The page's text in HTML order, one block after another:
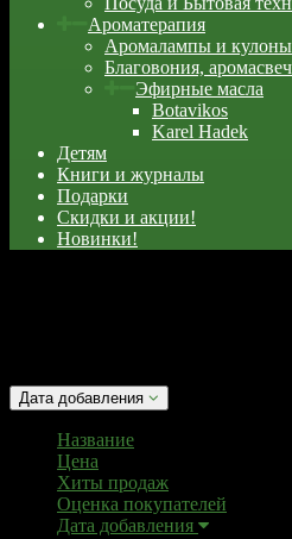
Ароматерапия
Аромалампы и кулоны
Благовония,
Эфирные масла
Botavikos
Karel Hadek
Детям
Книги и журналы
Подарки
Скидки и акции!
Новинки!
Дата добавления
Название
Цена
Хиты продаж
Оценка покупателей
Дата добавления